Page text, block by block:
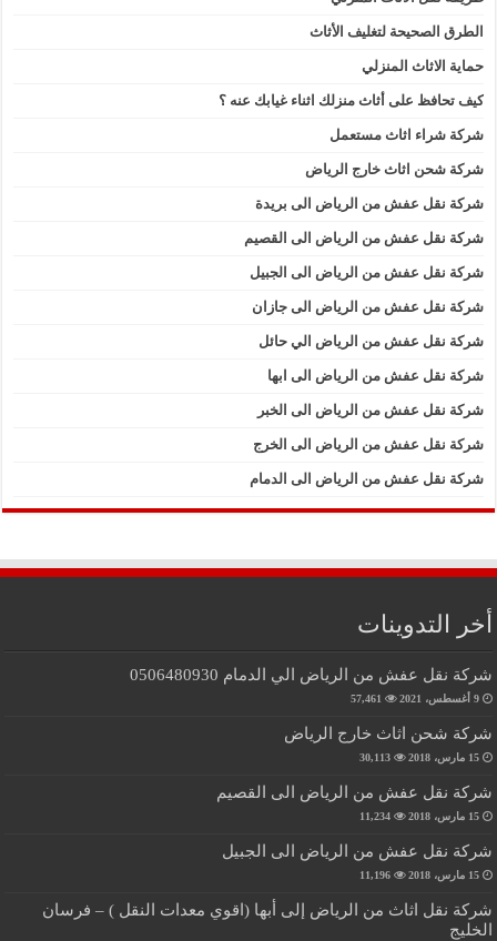
الطرق الصحيحة لتغليف الأثاث
حماية الاثاث المنزلي
كيف تحافظ على أثاث منزلك اثناء غيابك عنه ؟
شركة شراء اثاث مستعمل
شركة شحن اثاث خارج الرياض
شركة نقل عفش من الرياض الى بريدة
شركة نقل عفش من الرياض الى القصيم
شركة نقل عفش من الرياض الى الجبيل
شركة نقل عفش من الرياض الى جازان
شركة نقل عفش من الرياض الي حائل
شركة نقل عفش من الرياض الى ابها
شركة نقل عفش من الرياض الى الخبر
شركة نقل عفش من الرياض الى الخرج
شركة نقل عفش من الرياض الى الدمام
أخر التدوينات
شركة نقل عفش من الرياض الي الدمام 0506480930
9 أغسطس، 2021 57,461
شركة شحن اثاث خارج الرياض
15 مارس، 2018 30,113
شركة نقل عفش من الرياض الى القصيم
15 مارس، 2018 11,234
شركة نقل عفش من الرياض الى الجبيل
15 مارس، 2018 11,196
شركة نقل اثاث من الرياض إلى أبها (اقوي معدات النقل ) – فرسان
الخليج